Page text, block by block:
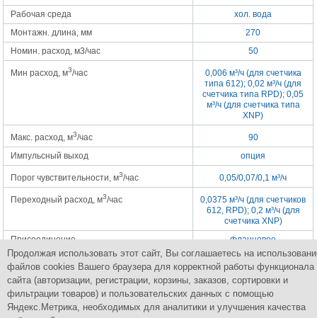
Рабочая среда
хол. вода
Монтажн. длина, мм
270
Номин. расход, м3/час
50
Мин расход, м3/час
0,006 м³/ч (для счетчика
типа 612); 0,02 м³/ч (для
счетчика типа RPD); 0,05
м³/ч (для счетчика типа
XNP)
Макс. расход, м3/час
90
Импульсный выход
опция
Порог чувствительности, м3/час 0,05/0,07/0,1 м³/ч
Переходный расход, м3/час
0,0375 м³/ч (для счетчиков
612, RPD); 0,2 м³/ч (для
счетчика XNP)
Присоединение
фланцевое
Рабочее положение
любое (счетный
механизм — вверх или
под наклоном до 90º)
Продолжая использовать этот сайт, Вы соглашаетесь на
файлов cookies Вашего браузера для корректной работы функционала
сайта (авторизации, регистрации, корзины, заказов, сортировки и
фильтрации товаров) и пользовательских данных с помощью
Яндекс.Метрика, необходимых для аналитики и улучшения качества